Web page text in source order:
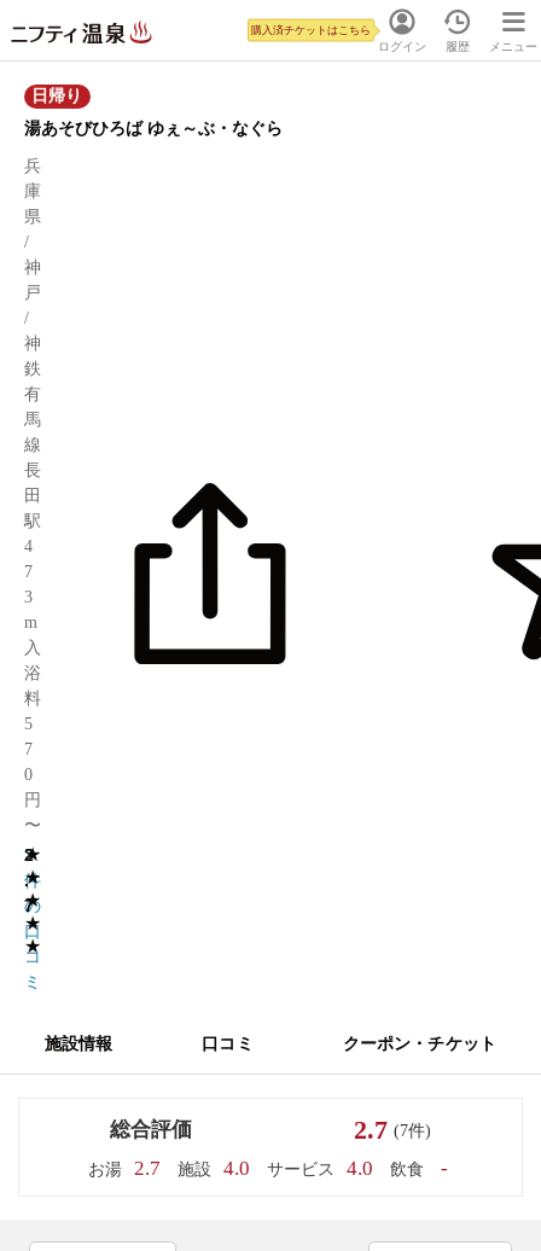
ログイン
購入済チケットはこちら
履歴 メニュー
日帰り
湯あそびひろば ゆぇ～ぶ・なぐら
兵
庫
県
/
神
戸
/
神
鉄
有
馬
線
長
田
駅
4
7
3
m
入
浴
料
5
7
0
円
〜
★
★
★
★
★
2
.
7
7
件
の
口
コ
ミ
施設情報 口コミ クーポン・チケット
総合評価 2.7 (7件)
お湯 2.7 施設 4.0 サービス 4.0 飲食 -